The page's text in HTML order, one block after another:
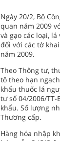
Ngày 20/2, Bộ
quan năm 2009
và gạo các loại,
đối với các tờ
năm 2009.
Theo Thông tư,
tô theo hạn
khẩu thuốc lá
tư số 04/2006/
khẩu. Số lượng
Thương cấp.
Hàng hóa nhập